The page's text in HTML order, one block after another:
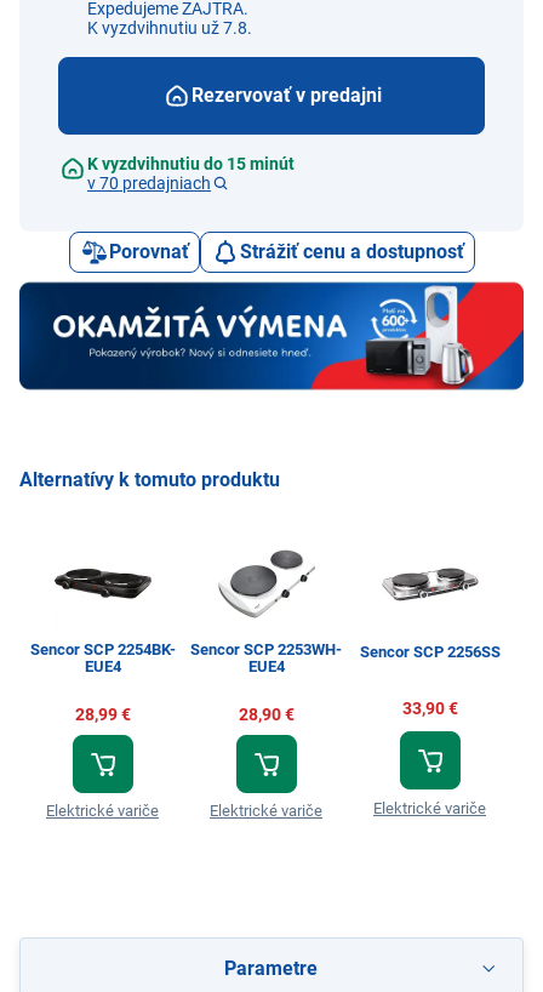
Expedujeme ZAJTRA.
K vyzdvihnutiu už 7.8.
Rezervovať v predajni
K vyzdvihnutiu do 15 minút
v 70 predajniach
Porovnať Strážiť cenu a dostupnosť
Alternatívy k tomuto produktu
Sencor SCP 2254BK-
EUE4
28,99 €
Elektrické variče
Sencor SCP 2253WH-
EUE4
28,90 €
Elektrické variče
Sencor SCP 2256SS
33,90 €
Elektrické variče
Parametre